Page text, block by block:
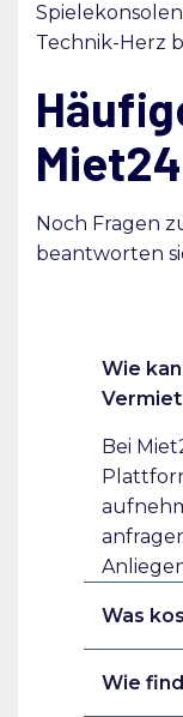
Technik-Herz
Miet24
Noch Fragen
beantworten
Wie
Bei
Was
Wie